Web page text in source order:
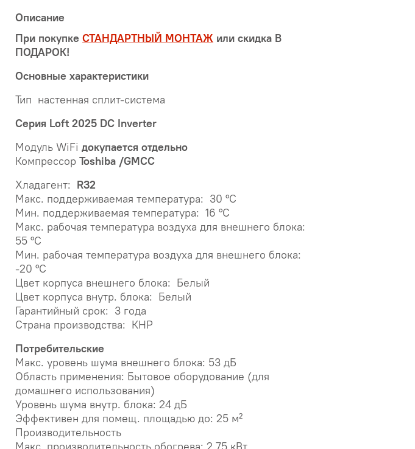
Описание
При покупке СТАНДАРТНЫЙ МОНТАЖ или скидка В
ПОДАРОК!
Основные характеристики
Тип настенная сплит-система
Серия Loft 2025 DC Inverter
Модуль WiFi докупается отдельно
Компрессор Toshiba /GMCC
Хладагент: R32
Макс. поддерживаемая температура: 30 °С
Мин. поддерживаемая температура: 16 °С
Макс. рабочая температура воздуха для внешнего блока:
55 °С
Мин. рабочая температура воздуха для внешнего блока:
-20 °С
Цвет корпуса внешнего блока: Белый
Цвет корпуса внутр. блока: Белый
Гарантийный срок: 3 года
Страна производства: КНР
Потребительские
Макс. уровень шума внешнего блока: 53 дБ
Область применения: Бытовое оборудование (для
домашнего использования)
Уровень шума внутр. блока: 24 дБ
Эффективен для помещ. площадью до: 25 м²
Производительность